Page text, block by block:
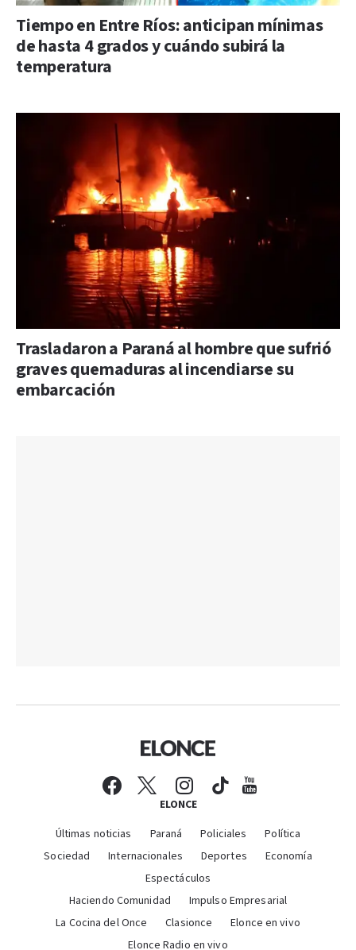
Tiempo en Entre Ríos: anticipan mínimas
de hasta 4 grados y cuándo subirá la
temperatura
Trasladaron a Paraná al hombre que sufrió
graves quemaduras al incendiarse su
embarcación
ELONCE
Últimas noticias Paraná Policiales
Política
Sociedad
Internacionales Deportes
Economía
Espectáculos
Haciendo Comunidad
Impulso Empresarial
La Cocina del Once
Clasionce
Elonce en vivo
Elonce Radio en vivo